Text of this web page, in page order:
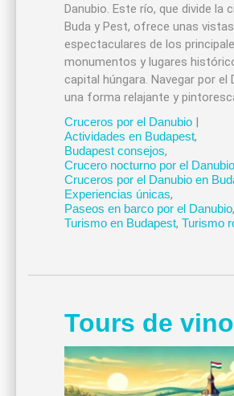
Danubio. Este río, que divide la
Buda y Pest, ofrece unas vistas
espectaculares de los
monumentos y lugares
capital húngara. Navegar por el
una forma relajante y
Cruceros por el Danubio|
Actividades en Budapest,
Budapest consejos,
Crucero nocturno por el Danubio
Cruceros por el Danubio en
Experiencias únicas,
Paseos en barco por el Danubio,
Turismo en Budapest, Turismo
Tours de